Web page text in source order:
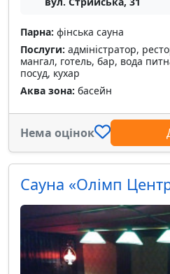
Парна: фінська сауна
Послуги: адміністратор,
мангал, готель, бар, вода
посуд, кухар
Аква зона: басейн
Нема оцінок
Сауна «Олімп